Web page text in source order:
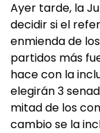
Ayer tarde, la
decidir si el
enmienda de
partidos más
hace con la
elegirán 3
mitad de los
cambio se la